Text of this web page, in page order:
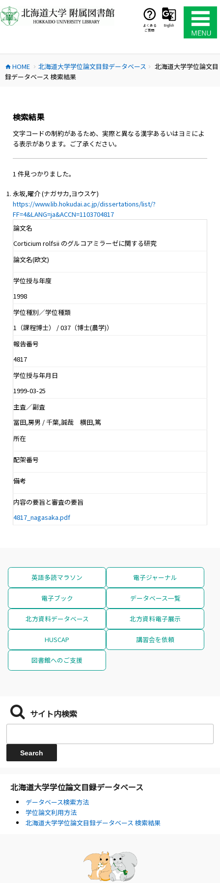
ン
テ
ス
キ
よくある
ご質問
English
home HOME chevron_right 北海道大学学位論文目録データベース chevron_right
北海道大学学位論文目
録データベース 検索結果
検索結果
文字コードの制約があるため、実際と異なる漢字あるいはヨミによ
る表示があります。ご了承ください。
1 件見つかりました。
永坂,曜介 (ナガサカ,ヨウスケ)
https://www.lib.hokudai.ac.jp/dissertations/list/?
FF=4&LANG=ja&ACCN=1103704817
論文名
Corticium rolfsii のグルコアミラーゼに関する研究
論文名(欧文)
学位授与年度
1998
学位種別／学位種類
1（課程博士） / 037（博士(農学)）
報告番号
4817
学位授与年月日
1999-03-25
主査／副査
冨田,房男 / 千葉,誠哉 横田,篤
所在
配架番号
備考
内容の要旨と審査の要旨
4817_nagasaka.pdf
英語多読マラソン 電子ジャーナル
電子ブック データベース一覧
北方資料データベース 北方資料電子展示
HUSCAP 講習会を依頼
図書館へのご支援
サイト内検索
北海道大学学位論文目録データベース
データベース検索方法
学位論文利用方法
北海道大学学位論文目録データベース 検索結果